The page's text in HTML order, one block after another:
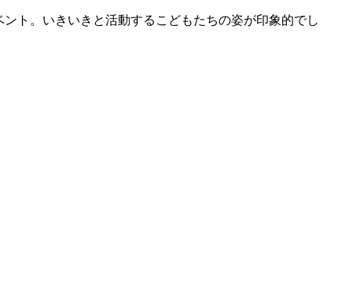
ト。いきいきと活動するこどもたちの姿が印象的でし